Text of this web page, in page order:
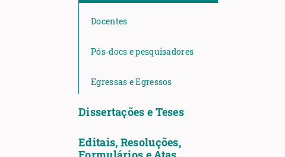
Docentes
Pós-docs e pesquisadores
Egressas e Egressos
Dissertações e Teses
Editais, Resoluções,